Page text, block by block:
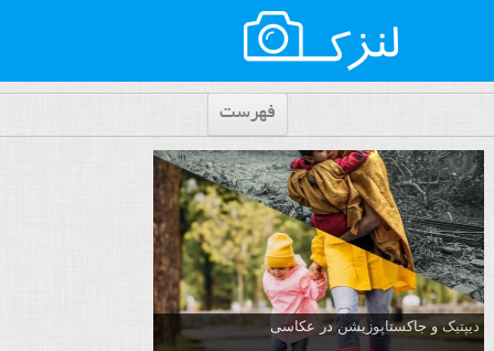
فهرست
دیپتیک و جاکستا‌پوزیشن در عکاسی